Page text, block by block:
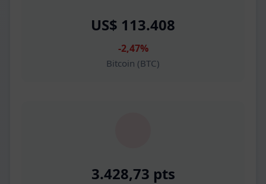
US$ 113.408
-2,47%
Bitcoin (BTC)
3.428,73 pts